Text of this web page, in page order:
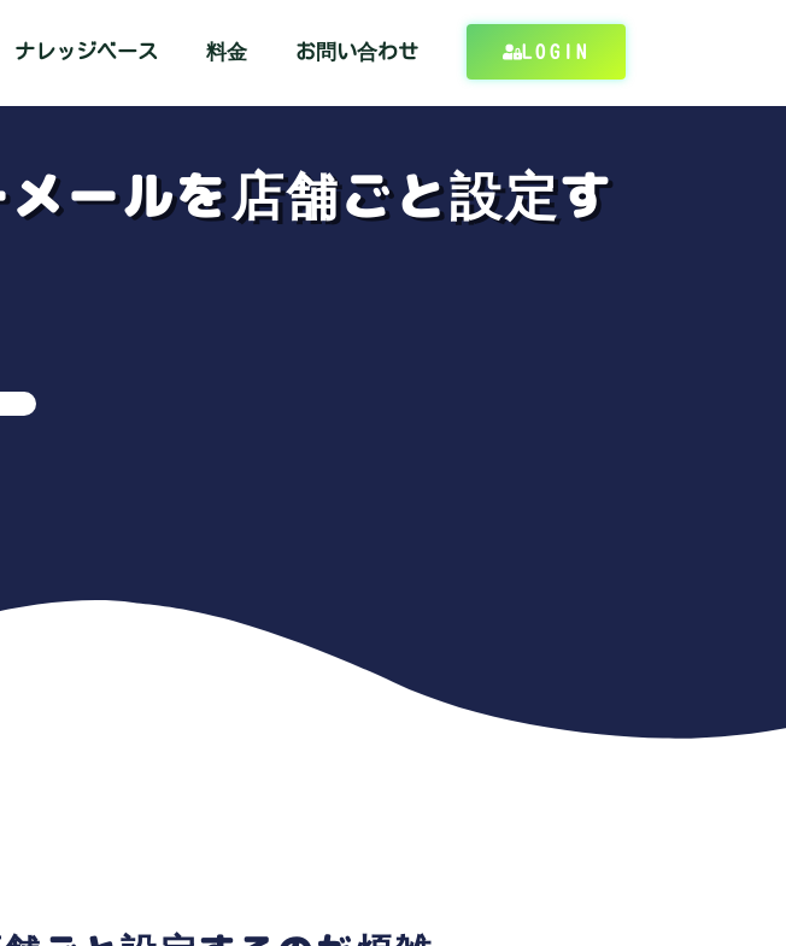
ナレッジベース 料金 お問い合わせ LOGIN
ールを店舗ごと設定す